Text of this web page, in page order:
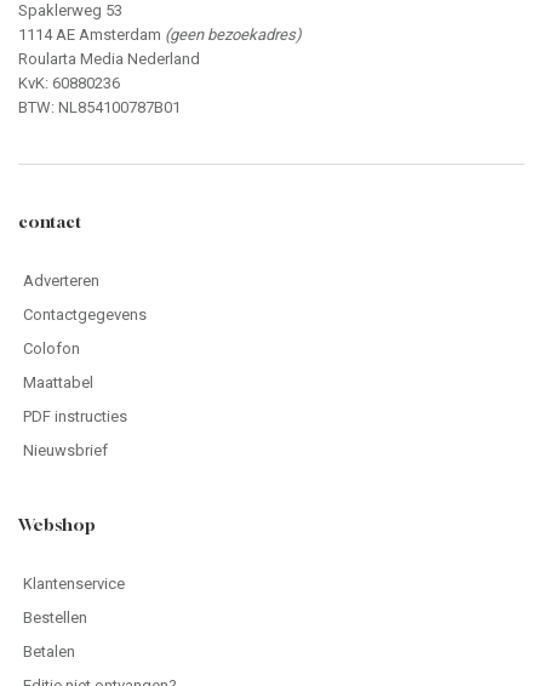
Spaklerweg 53
1114 AE Amsterdam (geen bezoekadres)
Roularta Media Nederland
KvK: 60880236
BTW: NL854100787B01
contact
Adverteren
Contactgegevens
Colofon
Maattabel
PDF instructies
Nieuwsbrief
Webshop
Klantenservice
Bestellen
Betalen